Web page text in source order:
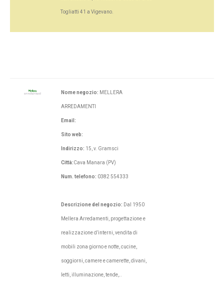
Togliatti 41 a Vigevano.
Nome negozio: MELLERA
ARREDAMENTI
Email:
Sito web:
Indirizzo: 15, v. Gramsci
Città:Cava Manara (PV)
Num. telefono: 0382 554333
Descrizione del negozio: Dal 1950
Mellera Arredamenti, progettazione e
realizzazione d’interni, vendita di
mobili zona giorno e notte, cucine,
soggiorni, camere e camerette, divani,
letti, illuminazione, tende,..